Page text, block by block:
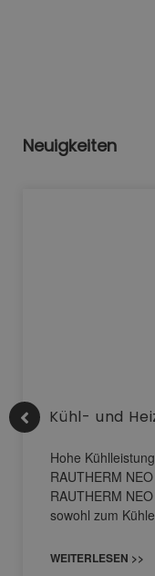
Neuigkeiten
Kühl- und
Hohe
RAUTHERM
RAUTHERM
sowohl zum
WEITERLESEN >>